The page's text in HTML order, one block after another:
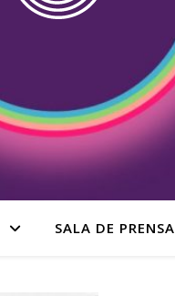
SALA DE PRENSA